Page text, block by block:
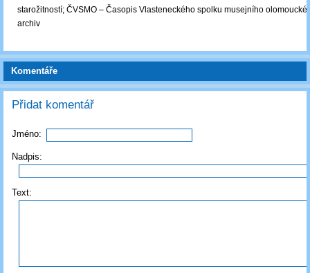
starožitností; ČVSMO – Časopis Vlasteneckého spolku musejního
archiv
Komentáře
Přidat komentář
Jméno:
Nadpis:
Text: